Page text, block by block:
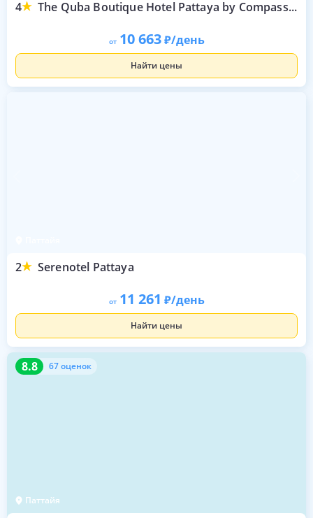
4 The Quba Boutique Hotel Pattaya by Compass Hospitality
от 10 663 /день
Найти цены
2 Serenotel Pattaya
от 11 261 /день
Найти цены
8.8 67 оценок
Паттайя
8.8 67 оценок